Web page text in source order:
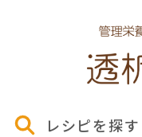
レシピを探す